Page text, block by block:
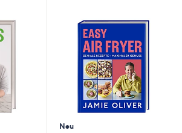
Neu